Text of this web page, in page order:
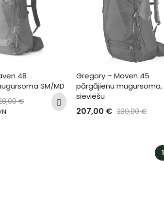
48
SM/MD
€
Gregory – Maven 45
pārgājienu mugursoma,
sieviešu
207,00 € 230,00€
1